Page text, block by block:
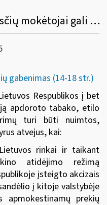
Kokiu būdu ir kur mokesčių mokėtojai gali pateikti prašymo AKC404 formą dėl paženklintų Lietuvos banderolėmis akcizais apmokestinamų prekių išvežimo leidimo išdavimo?
gabenimas (14-18 str.)
Respublikos į bet
apdoroto tabako, etilo
turi būti nuimtos,
atvejus, kai:
rinkai ir taikant
atidėjimo režimą
įsteigto akcizais
į kitoje valstybėje
apmokestinamų prekių